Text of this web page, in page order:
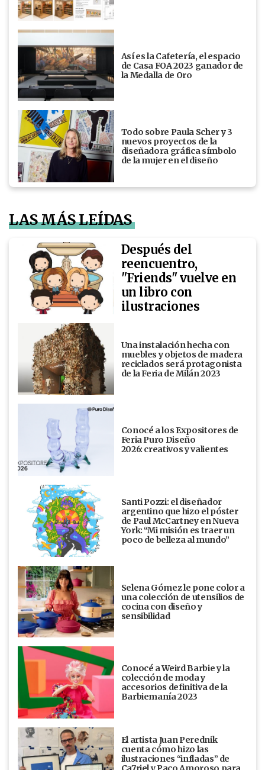
Así es la Cafetería, el espacio
de Casa FOA 2023 ganador de
la Medalla de Oro
Todo sobre Paula Scher y 3
nuevos proyectos de la
diseñadora gráfica símbolo
de la mujer en el diseño
LAS MÁS LEÍDAS
Después del
reencuentro,
"Friends" vuelve en
un libro con
ilustraciones
Una instalación hecha con
muebles y objetos de madera
reciclados será protagonista
de la Feria de Milán 2023
Conocé a los Expositores de
Feria Puro Diseño
2026: creativos y valientes
Santi Pozzi: el diseñador
argentino que hizo el póster
de Paul McCartney en Nueva
York: “Mi misión es traer un
poco de belleza al mundo”
Selena Gómez le pone color a
una colección de utensilios de
cocina con diseño y
sensibilidad
Conocé a Weird Barbie y la
colección de moda y
accesorios definitiva de la
Barbiemanía 2023
El artista Juan Perednik
cuenta cómo hizo las
ilustraciones “infladas” de